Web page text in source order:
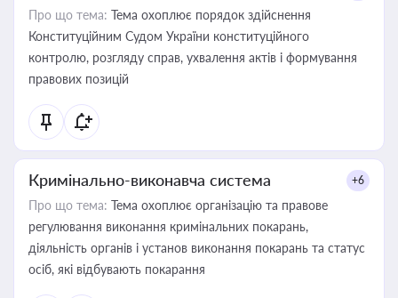
Про що тема: Тема охоплює порядок здійснення
Конституційним Судом України конституційного
контролю, розгляду справ, ухвалення актів і формування
правових позицій
Кримінально-виконавча система +6
Про що тема: Тема охоплює організацію та правове
регулювання виконання кримінальних покарань,
діяльність органів і установ виконання покарань та статус
осіб, які відбувають покарання